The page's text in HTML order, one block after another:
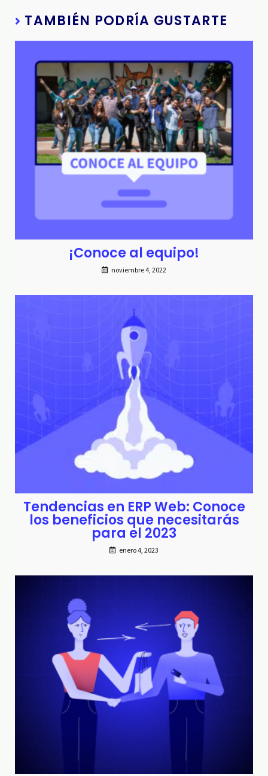
TAMBIÉN PODRÍA GUSTARTE
¡Conoce al equipo!
noviembre 4, 2022
Tendencias en ERP Web: Conoce
los beneficios que necesitarás
para el 2023
enero 4, 2023